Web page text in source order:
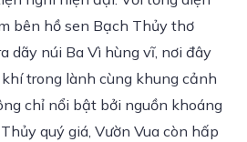
bên hồ sen Bạch Thủy thơ
dãy núi Ba Vì hùng vĩ, nơi đây
trong lành cùng khung cảnh
chỉ nổi bật bởi nguồn khoáng
quý giá, Vườn Vua còn hấp